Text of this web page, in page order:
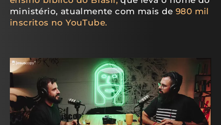
ministério, atualmente com mais de 980 mil
inscritos no YouTube.